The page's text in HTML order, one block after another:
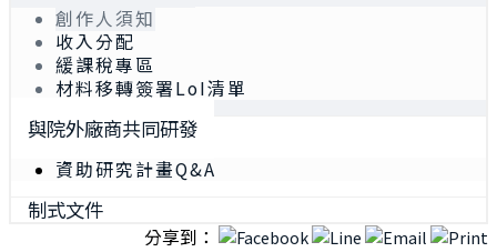
創作人須知
收入分配
緩課稅專區
材料移轉簽署LoI清單
與院外廠商共同研發
資助研究計畫Q&A
制式文件
分享到：